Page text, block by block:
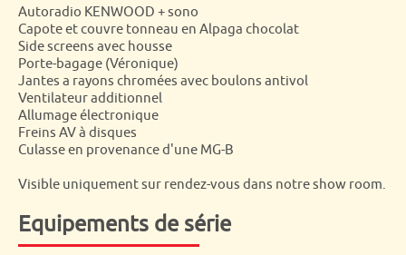
Autoradio KENWOOD + sono
Capote et couvre tonneau en Alpaga chocolat
Side screens avec housse
Porte-bagage (Véronique)
Jantes a rayons chromées avec boulons antivol
Ventilateur additionnel
Allumage électronique
Freins AV à disques
Culasse en provenance d'une MG-B
Visible uniquement sur rendez-vous dans notre show room.
Equipements de série